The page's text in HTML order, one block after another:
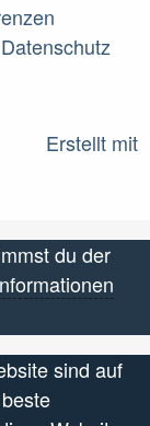
Erstellt mit
du der
sind auf